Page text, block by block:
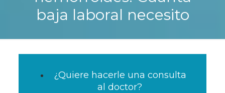
baja laboral necesito
¿Quiere hacerle una consulta
al doctor?